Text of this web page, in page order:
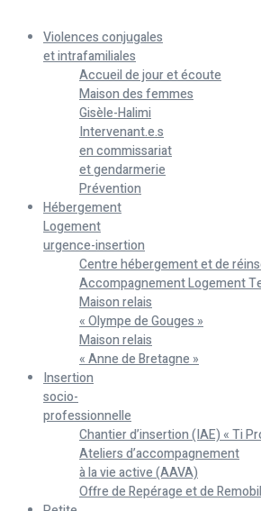
Violences conjugales
et intrafamiliales
Accueil de jour et écoute
Maison des femmes
Gisèle-Halimi
Intervenant.e.s
en commissariat
et gendarmerie
Prévention
Hébergement
Logement
urgence-insertion
Centre hébergement et de
Accompagnement Logement
Maison relais
« Olympe de Gouges »
Maison relais
« Anne de Bretagne »
Insertion
socio-
professionnelle
Chantier d’insertion (IAE) « Ti
Ateliers d’accompagnement
à la vie active (AAVA)
Offre de Repérage et de